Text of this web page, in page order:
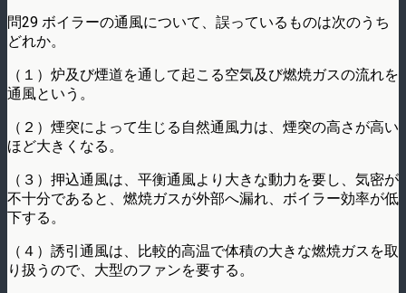
問29 ボイラーの通風について、誤っているものは次のうち
どれか。
（１）炉及び煙道を通して起こる空気及び燃焼ガスの流れを
通風という。
（２）煙突によって生じる自然通風力は、煙突の高さが高い
ほど大きくなる。
（３）押込通風は、平衡通風より大きな動力を要し、気密が
不十分であると、燃焼ガスが外部へ漏れ、ボイラー効率が低
下する。
（４）誘引通風は、比較的高温で体積の大きな燃焼ガスを取
り扱うので、大型のファンを要する。